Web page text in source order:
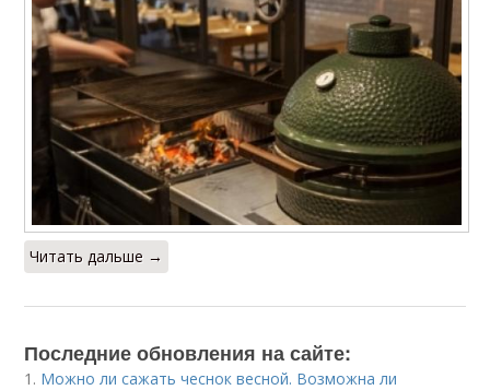
Читать дальше →
Последние обновления на сайте:
1. Можно ли сажать чеснок весной. Возможна ли